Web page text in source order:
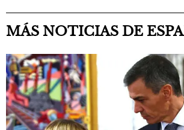
MÁS NOTICIAS DE